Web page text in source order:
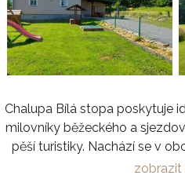
Chalupa Bílá stopa poskytuje
milovníky běžeckého a
pěší turistiky. Nachází se v
zobrazit